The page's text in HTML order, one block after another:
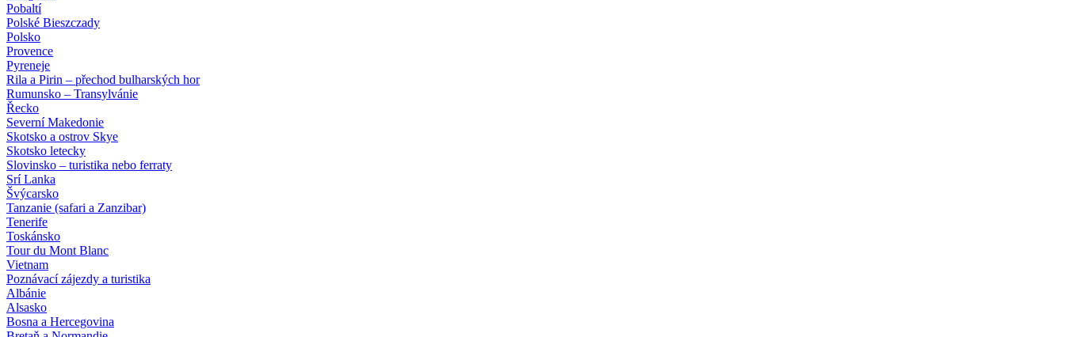
Pobaltí
Polské Bieszczady
Polsko
Provence
Pyreneje
Rila a Pirin – přechod bulharských hor
Rumunsko – Transylvánie
Řecko
Severní Makedonie
Skotsko a ostrov Skye
Skotsko letecky
Slovinsko – turistika nebo ferraty
Srí Lanka
Švýcarsko
Tanzanie (safari a Zanzibar)
Tenerife
Toskánsko
Tour du Mont Blanc
Vietnam
Poznávací zájezdy a turistika
Albánie
Alsasko
Bosna a Hercegovina